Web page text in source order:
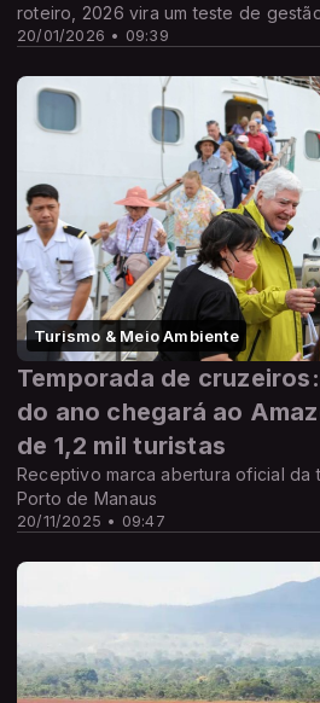
20/01/2026 • 09:39
roteiro, 2026 vira um teste de
Turismo & Meio Ambiente
20/11/2025 • 09:47
Temporada de
do ano chegará ao
de 1,2 mil turistas
Receptivo marca abertura oficial da
Porto de Manaus